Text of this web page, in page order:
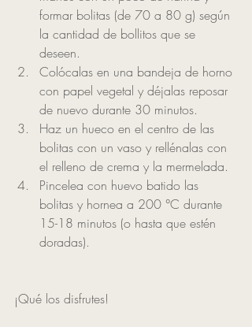
formar bolitas (de 70 a 80 g) según
la cantidad de bollitos que se
deseen.
Colócalas en una bandeja de horno
con papel vegetal y déjalas reposar
de nuevo durante 30 minutos.
Haz un hueco en el centro de las
bolitas con un vaso y rellénalas con
el relleno de crema y la mermelada.
Pincelea con huevo batido las
bolitas y hornea a 200 °C durante
15-18 minutos (o hasta que estén
doradas).
¡Qué los disfrutes!